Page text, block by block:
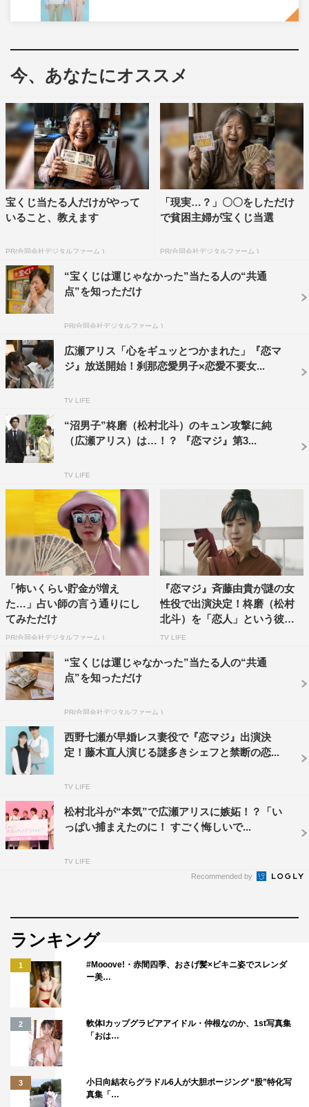
ラサーでありながら恋愛経験ゼロ。その上、結婚どころか
んていらない、が彼女のポリシーなのだ。
ある日純は、街中でふと目にとまったフレンチビストロ
「サリュー」で1人ランチを楽しむ。その店は、イケメン
のギャルソン・長峰柊磨（松村北斗）目当てに女性客が殺
到する人気店なのだが、食べるのが大好きな純は柊磨に目
もくれず、シェフの岩橋要（藤木直人）が作った料理に舌
鼓をうち、仕事柄使っている食器のチェックにも余念がな
い。
後日、親友2人と女子会で再び店を訪れた純は、初めて柊
磨の顔面偏差値の高さに気づく。しかし、色めき立つ主婦
い。それどころか、「私の人生に恋愛みたいな不確定要素
はいらない」と豪語し、2人をあきれさせる。ところが、
そんな彼女に興味を持った柊磨の“ある言葉”に、純は思わ
ずドキッとさせられて…。
そんな中、純は会社の元先輩で、今はネイルサロンを経営
している中川岬希（香椎由宇）から、営業の坂入拓人（古
川雄大）が転勤先のシンガポールから戻ってくると聞かさ
れる。拓人は高校時代の部活の先輩で、入社後に偶然再会
した、純のかつての“推し”だった――。
いっぽう、コンビニ店員の克巳（岡山天音）は、パパ活中
のアリサを目撃してしまう…。
番組情報
『恋なんて、本気でやってどうするの？』
カンテレ・フジ系全国ネット
2022年4月18日（月）放送スタート
毎週（月）後10・00〜10・54 ※初回15分拡大
出演：広瀬アリス、松村北斗（SixTONES）、西野七瀬、
牧野莉佳、三浦獠太・戸塚純貴、味方良介、アキラ
100％、古川雄大、香椎由宇、藤木直人 他
https://www.ktv.jp/koimaji/
©フジテレビ
恋なんて、本気でやってどうするの？
松村北斗 藤木直人 西野七瀬
飯豊まりえ
今、あなたにオススメ
宝くじ当たる人だけがやって
いること、教えます
PR(合同会社デジタルファーム )
「現実…？」〇〇をしただけ
で貧困主婦が宝くじ当選
PR(合同会社デジタルファーム )
“宝くじは運じゃなかった”当たる人の“共通
点”を知っただけ
PR(合同会社デジタルファーム )
広瀬アリス「心をギュッとつかまれた」『恋マ
ジ』放送開始！刹那恋愛男子×恋愛不要女...
TV LIFE
“沼男子”柊磨（松村北斗）のキュン攻撃に純
（広瀬アリス）は…！？ 『恋マジ』第3...
TV LIFE
「怖いくらい貯金が増え
た…」占い師の言う通りにし
てみただけ
PR(合同会社デジタルファーム )
『恋マジ』斉藤由貴が謎の女
性役で出演決定！柊磨（松村
北斗）を「恋人」という彼女
の...
TV LIFE
“宝くじは運じゃなかった”当たる人の“共通
点”を知っただけ
PR(合同会社デジタルファーム )
西野七瀬が早婚レス妻役で『恋マジ』出演決
定！藤木直人演じる謎多きシェフと禁断の恋...
TV LIFE
松村北斗が“本気”で広瀬アリスに嫉妬！？「い
っぱい捕まえたのに！ すごく悔しいで...
TV LIFE
Recommended by
ランキング
1
#Mooove!・赤間四季、おさげ髪×ビキニ姿でスレンダ
ー美…
2
軟体Iカップグラビアアイドル・仲根なのか、1st写真集
「おは…
3
小日向結衣らグラドル6人が大胆ポージング “股”特化写
真集「…